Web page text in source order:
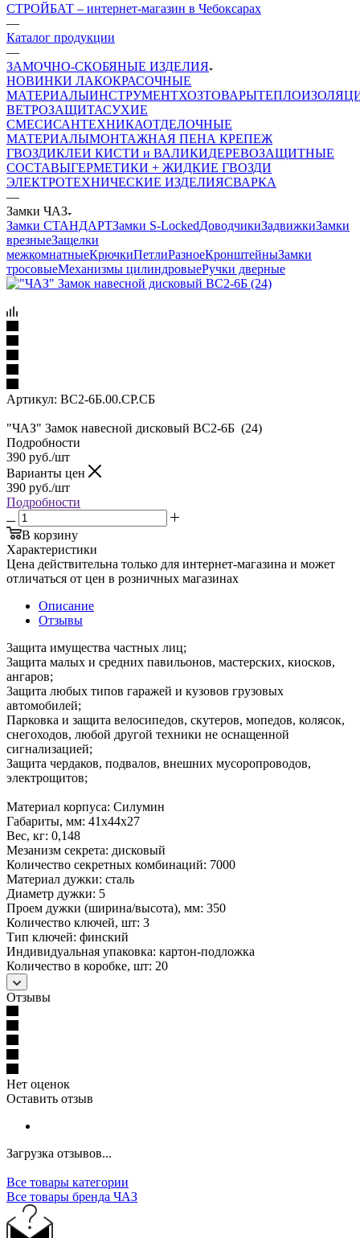
СТРОЙБАТ – интернет-магазин в Чебоксарах
—
Каталог продукции
—
ЗАМОЧНО-СКОБЯНЫЕ ИЗДЕЛИЯ
НОВИНКИ ЛАКОКРАСОЧНЫЕ
МАТЕРИАЛЫИНСТРУМЕНТХОЗТОВАРЫ
ВЕТРОЗАЩИТАСУХИЕ
СМЕСИСАНТЕХНИКАОТДЕЛОЧНЫЕ
МАТЕРИАЛЫМОНТАЖНАЯ ПЕНА КРЕПЕЖ
ГВОЗДИКЛЕИ КИСТИ и ВАЛИКИДЕРЕВОЗАЩИТНЫЕ
СОСТАВЫГЕРМЕТИКИ + ЖИДКИЕ ГВОЗДИ
ЭЛЕКТРОТЕХНИЧЕСКИЕ ИЗДЕЛИЯСВАРКА
—
Замки ЧАЗ
Замки СТАНДАРТЗамки S-LockedДоводчикиЗадвижкиЗамки
врезныеЗащелки
межкомнатныеКрючкиПетлиРазноеКронштейныЗамки
тросовыеМеханизмы цилиндровыеРучки дверные
Артикул: ВС2-6Б.00.СР.СБ
"ЧАЗ" Замок навесной дисковый ВС2-6Б (24)
Подробности
390 руб./шт
Варианты цен
390 руб./шт
Подробности
В корзину
Характеристики
Цена действительна только для интернет-магазина и может
отличаться от цен в розничных магазинах
Описание
Отзывы
3ащита имущества частных лиц;
3ащита малых и средних павильонов, мастерских, киосков,
ангаров;
3ащита любых типов гаражей и кузовов грузовых
автомобилей;
Парковка и защита велосипедов, скутеров, мопедов, колясок,
снегоходов, любой другой техники не оснащенной
сигнализацией;
Защита чердаков, подвалов, внешних мусоропроводов,
электрощитов;
Материал корпуса: Силумин
Габариты, мм: 41x44x27
Вес, кг: 0,148
Мезанизм секрета: дисковый
Количество секретных комбинаций: 7000
Материал дужки: сталь
Диаметр дужки: 5
Проем дужки (ширина/высота), мм: 350
Количество ключей, шт: 3
Тип ключей: финский
Индивидуальная упаковка: картон-подложка
Количество в коробке, шт: 20
Отзывы
Нет оценок
Оставить отзыв
Загрузка отзывов...
Все товары категории
Все товары бренда ЧАЗ